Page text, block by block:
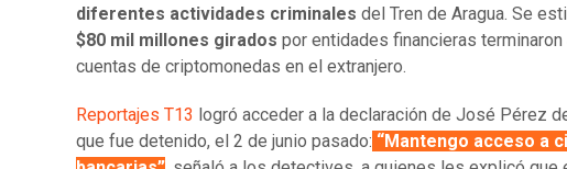
diferentes actividades criminales del Tren de Aragua. Se
$80 mil millones girados por entidades financieras terminaron
cuentas de criptomonedas en el extranjero.
Reportajes T13 logró acceder a la declaración de José Pérez
que fue detenido, el 2 de junio pasado: “Mantengo acceso a